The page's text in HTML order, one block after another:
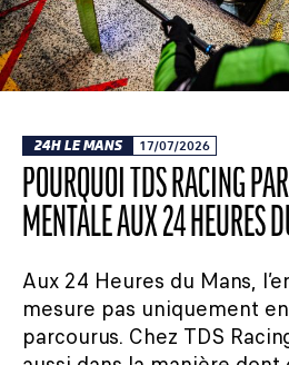
24H LE MANS 17/07/2026
POURQUOI TDS RACING
MENTALE AUX 24 HEURES
Aux 24 Heures du Mans,
mesure pas uniquement
parcourus. Chez TDS